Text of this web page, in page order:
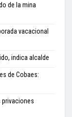
de la mina
vacacional
indica alcalde
de Cobaes:
privaciones